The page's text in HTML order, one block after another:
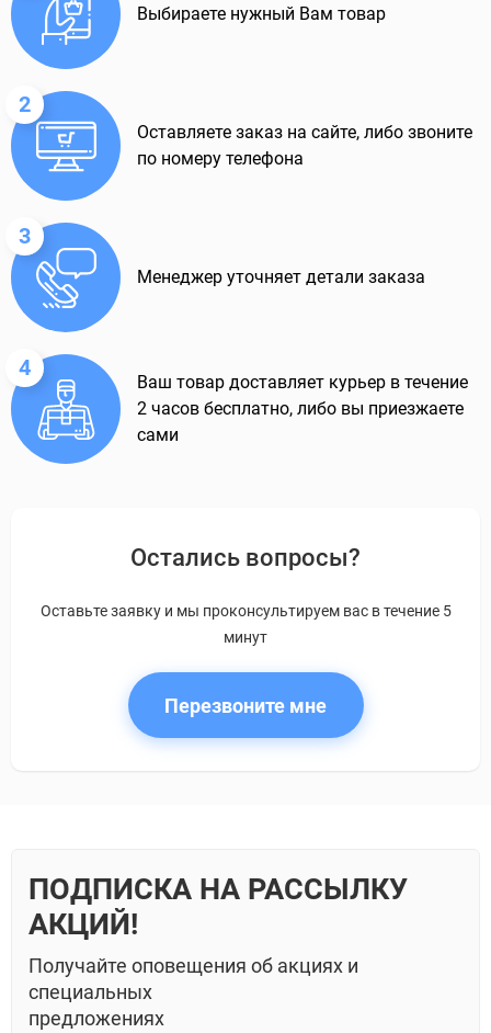
Выбираете нужный Вам товар
2
Оставляете заказ на сайте, либо звоните
по номеру телефона
3
Менеджер уточняет детали заказа
4
Ваш товар доставляет курьер в течение
2 часов бесплатно, либо вы приезжаете
сами
Остались вопросы?
Оставьте заявку и мы проконсультируем вас в течение 5
минут
Перезвоните мне
ПОДПИСКА НА РАССЫЛКУ
АКЦИЙ!
Получайте оповещения об акциях и
специальных
предложениях